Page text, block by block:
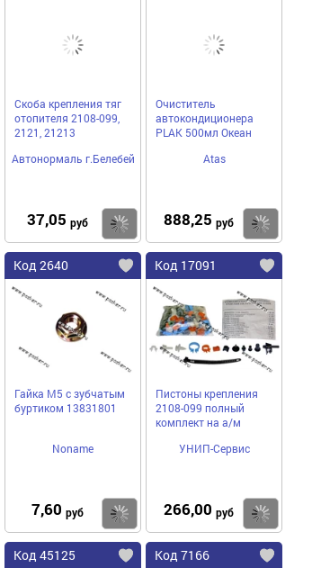
Скоба крепления тяг
отопителя 2108-099,
2121, 21213
Автонормаль г.Белебей
37,05 руб Купить
Очиститель
автокондиционера
PLAK 500мл Океан
Atas
888,25 руб
Код 2640
Гайка М5 с зубчатым
буртиком 13831801
Noname
7,60 руб Купить
Код 17091
Пистоны крепления
2108-099 полный
комплект на а/м
УНИП-Сервис
266,00 руб
Код 45125 Код 7166